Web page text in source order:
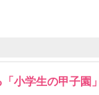
小学生の甲子園」